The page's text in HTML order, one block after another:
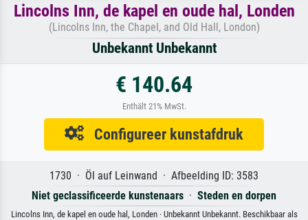
Lincolns Inn, de kapel en oude hal, Londen
(Lincolns Inn, the Chapel, and Old Hall, London)
Unbekannt Unbekannt
€ 140.64
Enthält 21% MwSt.
Configureer kunstafdruk
1730 · Öl auf Leinwand · Afbeelding ID: 3583
Niet geclassificeerde kunstenaars · Steden en dorpen
Lincolns Inn, de kapel en oude hal, Londen · Unbekannt Unbekannt. Beschikbaar als